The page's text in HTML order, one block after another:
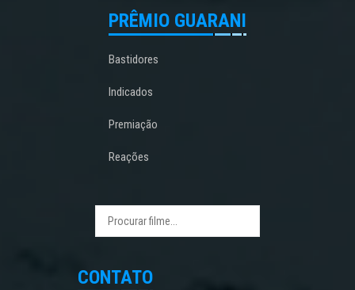
PRÊMIO GUARANI
Bastidores
Indicados
Premiação
Reações
CONTATO